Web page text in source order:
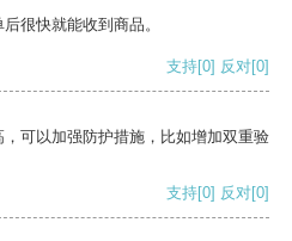
很快就能收到商品。
支持[0] 反对[0]
可以加强防护措施，比如增加双重验
支持[0] 反对[0]